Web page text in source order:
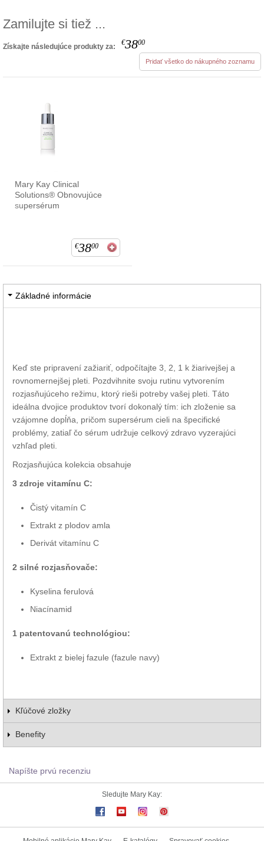
Zamilujte si tiež ...
Získajte následujúce produkty za: €3800
Pridať všetko do nákupného zoznamu
Mary Kay Clinical
Solutions® Obnovujúce
supersérum
€3800
Základné informácie
Keď ste pripravení zažiariť, odpočítajte 3, 2, 1 k žiarivejšej a
rovnomernejšej pleti. Pozdvihnite svoju rutinu vytvorením
rozjasňujúceho režimu, ktorý rieši potreby vašej pleti. Táto
ideálna dvojice produktov tvorí dokonalý tím: ich zloženie sa
vzájomne dopĺňa, pričom supersérum cieli na špecifické
problémy, zatiaľ čo sérum udržuje celkový zdravo vyzerajúci
vzhľad pleti.
Rozjasňujúca kolekcia obsahuje
3 zdroje vitamínu C:
Čistý vitamín C
Extrakt z plodov amla
Derivát vitamínu C
2 silné rozjasňovače:
Kyselina ferulová
Niacínamid
1 patentovanú technológiou:
Extrakt z bielej fazule (fazule navy)
Kľúčové zložky
Benefity
Napíšte prvú recenziu
Sledujte Mary Kay: